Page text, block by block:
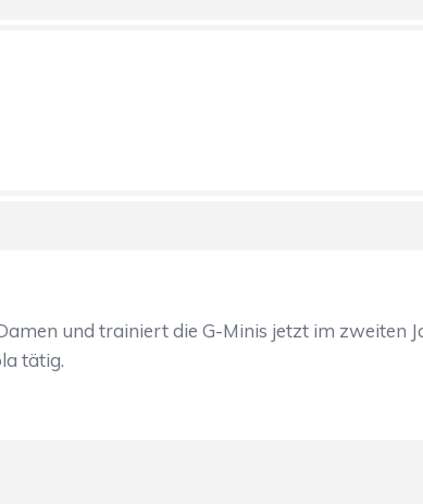
und trainiert die G-Minis jetzt im zweiten
tätig.